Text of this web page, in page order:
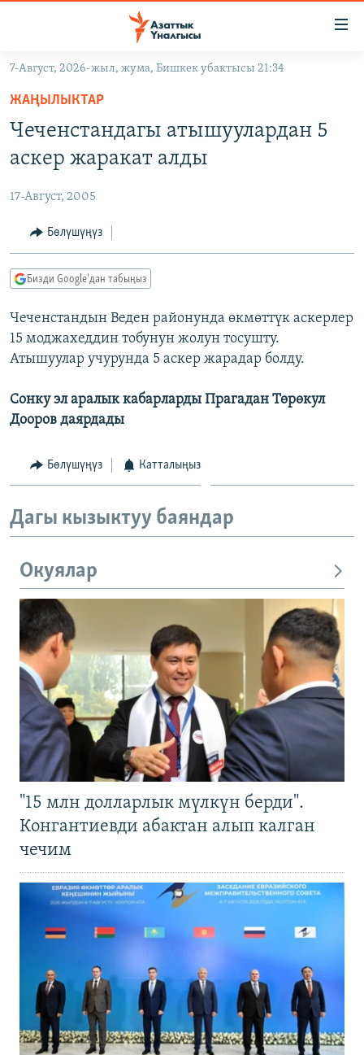
Навигацияга
өтүңүз
Издөөгө
салыңыз
ЭКОНОМИКА
МАДАНИЯТ
БОРБОР АЗИЯ
УКРАИНА
АТАЙЫН ИЛИКТӨӨ
ТВ ПРОГРАММАЛАР
ЭКСПЕРТТЕР ТАЛДАЙТ
БИЗ ЖАНА ДҮЙНӨ
АЗАТТЫК+
ӨЗГӨЧӨ ПИКИР
Русский
ЭЕ/АРнун бардык сайттары
7-Август, 2026-жыл, жума, Бишкек убактысы 21:34
ЖАҢЫЛЫКТАР
Чеченстандагы атышуулардан 5
аскер жаракат алды
17-Август, 2005
Бөлүшүңүз
Бизди Google'дан табыңыз
Чеченстандын Веден районунда өкмөттүк аскерлер
15 моджахеддин тобунун жолун тосушту.
Атышуулар учурунда 5 аскер жарадар болду.
Сонку эл аралык кабарларды Прагадан Төрөкул
Дооров даярдады
Бөлүшүңүз Катталыңыз
Дагы кызыктуу баяндар
Окуялар
"15 млн долларлык мүлкүн берди".
Конгантиевди абактан алып калган
чечим